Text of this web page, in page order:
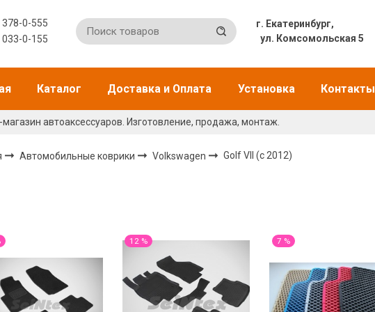
г. Екатеринбург,
ул. Комсомольская 5
0-555
0-155
Каталог Доставка и Оплата Установка Контакты
магазин автоаксессуаров. Изготовление, продажа, монтаж.
Автомобильные коврики Volkswagen Golf VII (с 2012)
12 % 7 %